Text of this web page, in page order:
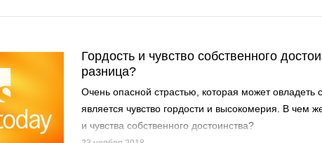
Гордость и чувство собственного
разница?
Очень опасной страстью, которая может овладеть
является чувство гордости и высокомерия. В чем
и чувства собственного достоинства?